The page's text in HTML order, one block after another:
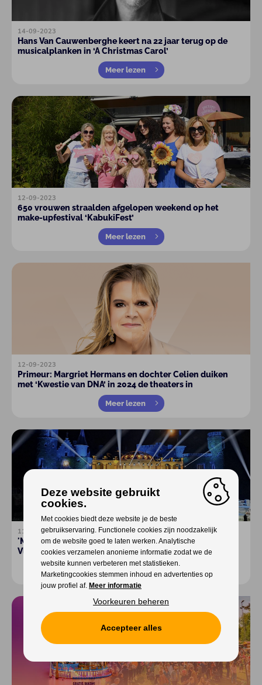
14-09-2023
Hans Van Cauwenberghe keert na 22 jaar terug op de
musicalplanken in ‘A Christmas Carol’
Meer lezen
12-09-2023
650 vrouwen straalden afgelopen weekend op het
make-upfestival ‘KabukiFest’
Meer lezen
12-09-2023
Primeur: Margriet Hermans en dochter Celien duiken
met ‘Kwestie van DNA’ in 2024 de theaters in
Meer lezen
11-09-2023
'Marie-Antoinette' brengt Broadway in West (End)-
Vlaanderen
Meer lezen
Deze website gebruikt
cookies.
Met cookies biedt deze website je de beste
gebruikservaring. Functionele cookies zijn noodzakelijk
om de website goed te laten werken. Analytische
cookies verzamelen anonieme informatie zodat we de
website kunnen verbeteren met statistieken.
Marketingcookies stemmen inhoud en advertenties op
jouw profiel af. Meer informatie
Voorkeuren beheren
Accepteer alles